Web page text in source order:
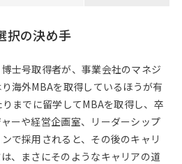
択の決め手
士号取得者が、事業会社のマネジ
海外MBAを取得しているほうが有
までに留学してMBAを取得し、卒
ーや経営企画室、リーダーシップ
で採用されると、その後のキャリ
、まさにそのようなキャリアの道